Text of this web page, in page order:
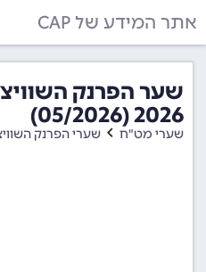
אתר המידע של CAP
שער הפרנק
2026 (05/2026)
שערי מט"ח שערי הפרנק